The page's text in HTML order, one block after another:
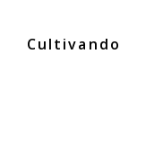
Cultivando